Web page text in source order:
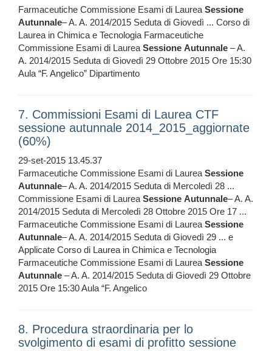
Farmaceutiche Commissione Esami di LaureaSessione
Autunnale– A. A. 2014/2015 Seduta di Giovedì ... Corso di
Laurea in Chimica e Tecnologia Farmaceutiche
Commissione Esami di LaureaSessione Autunnale – A.
A. 2014/2015 Seduta di Giovedì 29 Ottobre 2015 Ore 15:30
Aula “F. Angelico” Dipartimento
7. Commissioni Esami di Laurea CTF
sessione autunnale 2014_2015_aggiornate
(60%)
29-set-2015 13.45.37
Farmaceutiche Commissione Esami di LaureaSessione
Autunnale– A. A. 2014/2015 Seduta di Mercoledì 28 ...
Commissione Esami di LaureaSessione Autunnale– A. A.
2014/2015 Seduta di Mercoledì 28 Ottobre 2015 Ore 17 ...
Farmaceutiche Commissione Esami di LaureaSessione
Autunnale– A. A. 2014/2015 Seduta di Giovedì 29 ... e
Applicate Corso di Laurea in Chimica e Tecnologia
Farmaceutiche Commissione Esami di LaureaSessione
Autunnale – A. A. 2014/2015 Seduta di Giovedì 29 Ottobre
2015 Ore 15:30 Aula “F. Angelico
8. Procedura straordinaria per lo
svolgimento di esami di profitto sessione